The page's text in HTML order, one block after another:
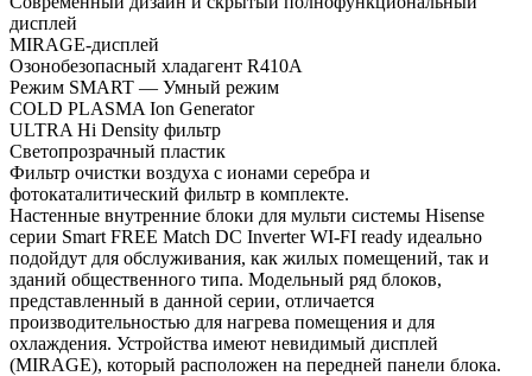
дисплей
MIRAGE-дисплей
Озонобезопасный хладагент R410A
Режим SMART — Умный режим
COLD PLASMA Ion Generator
ULTRA Hi Density фильтр
Светопрозрачный пластик
Фильтр очистки воздуха с ионами серебра и
фотокаталитический фильтр в комплекте.
Настенные внутренние блоки для мульти системы Hisense
серии Smart FREE Match DC Inverter WI-FI ready идеально
подойдут для обслуживания, как жилых помещений, так и
зданий общественного типа. Модельный ряд блоков,
представленный в данной серии, отличается
производительностью для нагрева помещения и для
охлаждения. Устройства имеют невидимый дисплей
(MIRAGE), который расположен на передней панели блока.